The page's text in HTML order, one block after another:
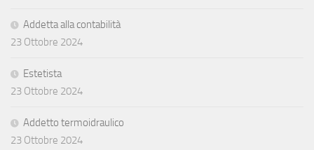
Addetta alla contabilità
23 Ottobre 2024
Estetista
23 Ottobre 2024
Addetto termoidraulico
23 Ottobre 2024